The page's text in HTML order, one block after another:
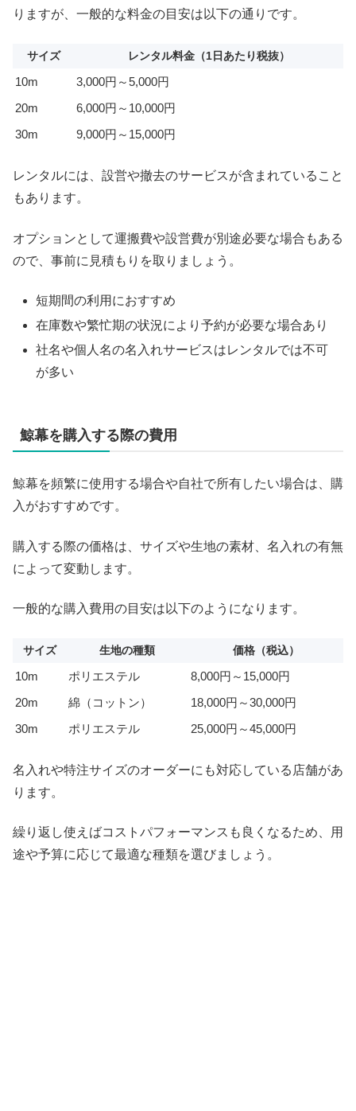
りますが、一般的な料金の目安は以下の通りです。
サイズ レンタル料金（1日あたり税抜）
10m
3,000円～5,000円
20m
6,000円～10,000円
30m
9,000円～15,000円
レンタルには、設営や撤去のサービスが含まれていること
もあります。
オプションとして運搬費や設営費が別途必要な場合もある
ので、事前に見積もりを取りましょう。
短期間の利用におすすめ
在庫数や繁忙期の状況により予約が必要な場合あり
社名や個人名の名入れサービスはレンタルでは不可
が多い
鯨幕を購入する際の費用
鯨幕を頻繁に使用する場合や自社で所有したい場合は、購
入がおすすめです。
購入する際の価格は、サイズや生地の素材、名入れの有無
によって変動します。
一般的な購入費用の目安は以下のようになります。
サイズ 生地の種類 価格（税込）
10m ポリエステル
8,000円～15,000円
20m
綿（コットン）
18,000円～30,000円
30m
ポリエステル 25,000円～45,000円
名入れや特注サイズのオーダーにも対応している店舗があ
ります。
繰り返し使えばコストパフォーマンスも良くなるため、用
途や予算に応じて最適な種類を選びましょう。